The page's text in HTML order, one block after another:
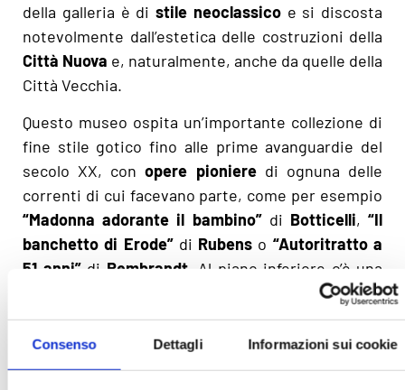
Consenso Dettagli Informazioni sui cookie
della galleria è di stile neoclassicoe si discosta
notevolmente dall’estetica delle costruzioni della
Città Nuova e, naturalmente, anche da quelle della
Città Vecchia.
Questo museo ospita un’importante collezione di
fine stile gotico fino alle prime avanguardie del
secolo XX, conopere pionieredi ognuna delle
correnti di cui facevano parte, come per esempio
“Madonna adorante il bambino”di Botticelli, “Il
banchetto di Erode”di Rubens o “Autoritratto a
51 anni”di Rembrandt. Al piano inferiore c’è una
mostra estesa dei maestri pittori scozzesi, tra cui
spicca il famosissimo“Skating Minister” di Henry
Raeburn. Circolarmente, la galleria ospita
esposizioni temporanea a pagamento, mentre la